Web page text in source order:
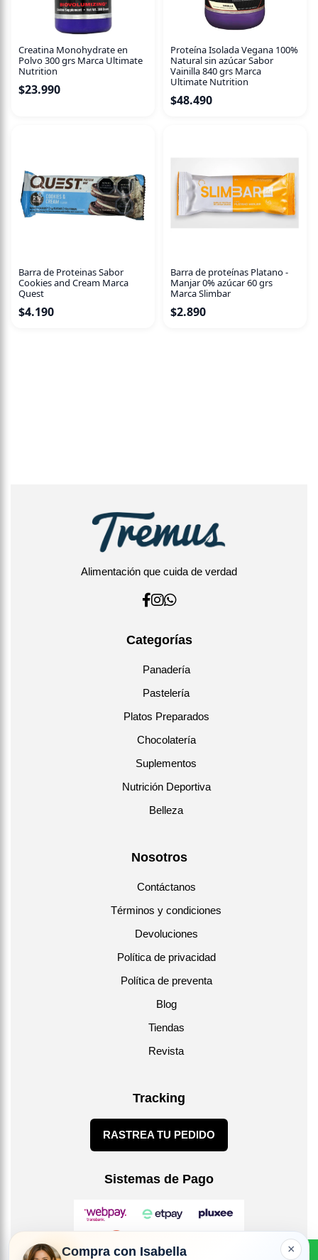
Porción de consumo habitual
1 cápsula al día con un vaso de agua.
Aporta 650 mg de L-Arginina por porción.
Creatina Monohydrate en
Polvo 300 grs Marca Ultimate
Nutrition
$23.990
Proteína Isolada Vegana 100%
Natural sin azúcar Sabor
Vainilla 840 grs Marca
Ultimate Nutrition
$48.490
Barra de Proteinas Sabor
Cookies and Cream Marca
Quest
$4.190
Barra de proteínas Platano -
Manjar 0% azúcar 60 grs
Marca Slimbar
$2.890
Alimentación que cuida de verdad
Categorías
Panadería
Pastelería
Platos Preparados
Chocolatería
Suplementos
Nutrición Deportiva
Belleza
Nosotros
Contáctanos
Términos y condiciones
Devoluciones
Política de privacidad
Política de preventa
Blog
Tiendas
Revista
Tracking
RASTREA TU PEDIDO
Sistemas de Pago